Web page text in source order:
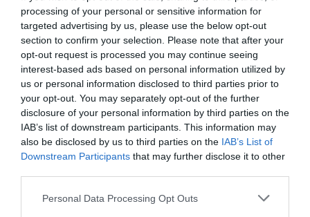
processing of your personal or sensitive information for
targeted advertising by us, please use the below opt-out
section to confirm your selection. Please note that after your
opt-out request is processed you may continue seeing
interest-based ads based on personal information utilized by
us or personal information disclosed to third parties prior to
your opt-out. You may separately opt-out of the further
disclosure of your personal information by third parties on the
IAB’s list of downstream participants. This information may
also be disclosed by us to third parties on the IAB’s List of
Downstream Participants that may further disclose it to other
Please note that this website/app uses one or more Google
Personal Data Processing Opt Outs
A Káli-medenceapró falvainemcsak bájos
fekvésükkel, hanem gasztronómiai
különlegességeikkel is vonzzák a látogatókat. Aki
pedig panorámára vágyik, annak a Szigligeti vár
vagy a Badacsony hegyoldalai kínálnak
felejthetetlen kilátást. A vidék felfedezhető két
keréken, például egy tókerülő bringatúra részeként,
de az Országos Kéktúra és a Balaton-felvidéki
Kéktúra szakaszai is remek lehetőséget adnak a
túrázásra.